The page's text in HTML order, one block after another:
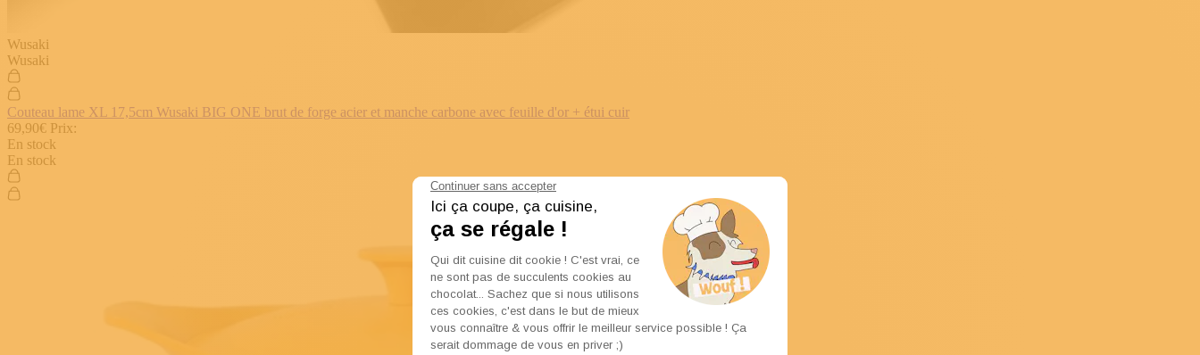
Wusaki
Wusaki
Couteau lame XL 17,5cm Wusaki BIG ONE brut de forge acier et manche carbone avec feuille d'or + étui cuir
69,90€ Prix:
En stock
En stock